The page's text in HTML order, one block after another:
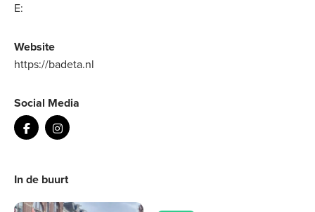
E:
Website
https://badeta.nl
Social Media
In de buurt